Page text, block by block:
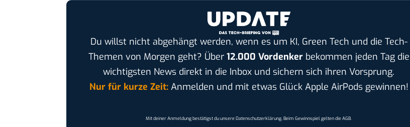
Du willst nicht abgehängt werden, wenn es um KI, Green Tech und die Tech-
Themen von Morgen geht? Über 12.000 Vordenkerbekommen jeden Tag die
wichtigsten News direkt in die Inbox und sichern sich ihren Vorsprung.
Nur für kurze Zeit:Anmelden und mit etwas Glück Apple AirPods gewinnen!
Mit deiner Anmeldung bestätigst du unsereDatenschutzerklärung. Beim Gewinnspiel gelten dieAGB.